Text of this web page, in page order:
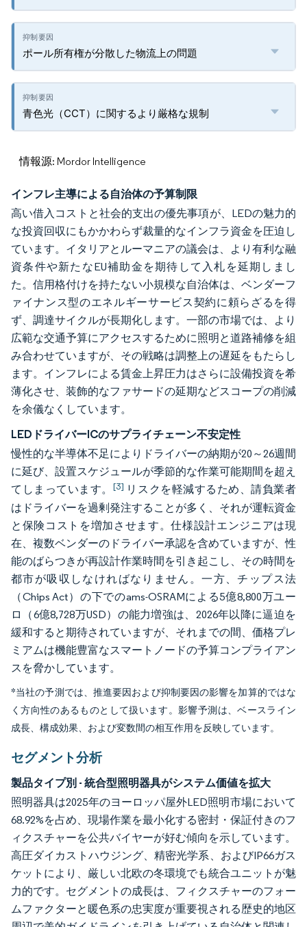
ポール所有権が分散した物流上の問題
青色光（CCT）に関するより厳格な規制
情報源: Mordor Intelligence
インフレ主導による自治体の予算制限
高い借入コストと社会的支出の優先事項が、LEDの魅力的
な投資回収にもかかわらず裁量的なインフラ資金を圧迫し
ています。イタリアとルーマニアの議会は、より有利な融
資条件や新たなEU補助金を期待して入札を延期しまし
た。信用格付けを持たない小規模な自治体は、ベンダーフ
ァイナンス型のエネルギーサービス契約に頼らざるを得
ず、調達サイクルが長期化します。一部の市場では、より
広範な交通予算にアクセスするために照明と道路補修を組
み合わせていますが、その戦略は調整上の遅延をもたらし
ます。インフレによる賃金上昇圧力はさらに設備投資を希
薄化させ、装飾的なファサードの延期などスコープの削減
を余儀なくしています。
LEDドライバーICのサプライチェーン不安定性
慢性的な半導体不足によりドライバーの納期が20～26週間
に延び、設置スケジュールが季節的な作業可能期間を超え
てしまっています。 [3] リスクを軽減するため、請負業者
はドライバーを過剰発注することが多く、それが運転資金
と保険コストを増加させます。仕様設計エンジニアは現
在、複数ベンダーのドライバー承認を含めていますが、性
能のばらつきが再設計作業時間を引き起こし、その時間を
都市が吸収しなければなりません。一方、チップス法
（Chips Act）の下でのams-OSRAMによる5億8,800万ユー
ロ（6億8,728万USD）の能力増強は、2026年以降に逼迫を
緩和すると期待されていますが、それまでの間、価格プレ
ミアムは機能豊富なスマートノードの予算コンプライアン
スを脅かしています。
*当社の予測では、推進要因および抑制要因の影響を加算的ではな
く方向性のあるものとして扱います。影響予測は、ベースライン
成長、構成効果、および変数間の相互作用を反映しています。
セグメント分析
製品タイプ別 - 統合型照明器具がシステム価値を拡大
照明器具は2025年のヨーロッパ屋外LED照明市場において
68.92%を占め、現場作業を最小化する密封・保証付きのフ
ィクスチャーを公共バイヤーが好む傾向を示しています。
高圧ダイカストハウジング、精密光学系、およびIP66ガス
ケットにより、厳しい北欧の冬環境でも統合ユニットが魅
力的です。セグメントの成長は、フィクスチャーのフォー
ムファクターと暖色系の忠実度が重要視される歴史的地区